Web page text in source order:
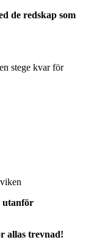
de redskap som
stege kvar för
utanför
allas trevnad!